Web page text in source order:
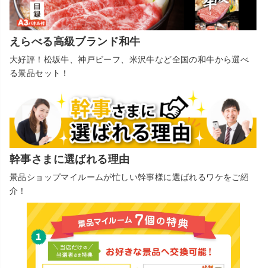
えらべる高級ブランド和牛
大好評！松坂牛、神戸ビーフ、米沢牛など全国の和牛から選べ
る景品セット！
幹事さまに選ばれる理由
景品ショップマイルームが忙しい幹事様に選ばれるワケをご紹
介！